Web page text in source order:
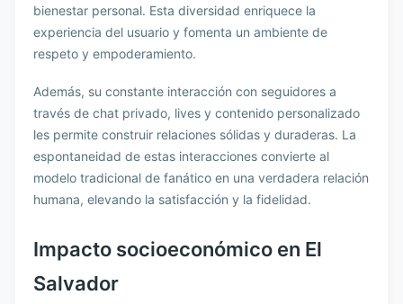
bienestar personal. Esta diversidad enriquece la
experiencia del usuario y fomenta un ambiente de
respeto y empoderamiento.
Además, su constante interacción con seguidores a
través de chat privado, lives y contenido personalizado
les permite construir relaciones sólidas y duraderas. La
espontaneidad de estas interacciones convierte al
modelo tradicional de fanático en una verdadera relación
humana, elevando la satisfacción y la fidelidad.
Impacto socioeconómico en El
Salvador